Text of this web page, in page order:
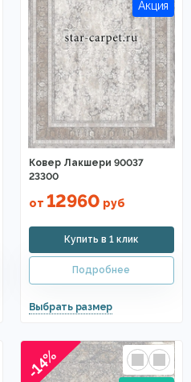
Ковер Лакшери 90037
23300
от 12960 руб
-14%